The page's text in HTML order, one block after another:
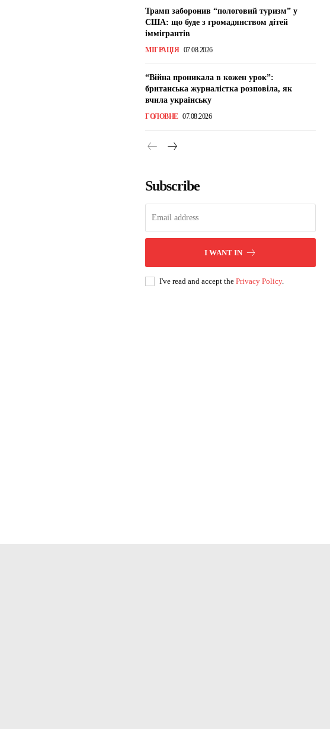
Трамп заборонив “пологовий туризм” у
США: що буде з громадянством дітей
іммігрантів
МІГРАЦІЯ 07.08.2026
“Війна проникала в кожен урок”:
британська журналістка розповіла, як
вчила українську
ГОЛОВНЕ 07.08.2026
Subscribe
I WANT IN
I've read and accept the Privacy Policy.